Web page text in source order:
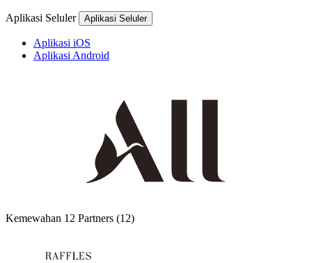
Aplikasi Seluler Aplikasi Seluler
Aplikasi iOS
Aplikasi Android
Kemewahan 12 Partners (12)